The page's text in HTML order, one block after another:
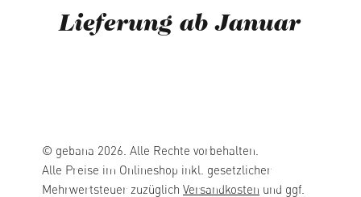
Lieferung ab Januar
© gebana 2026. Alle Rechte vorbehalten.
Alle Preise im Onlineshop inkl. gesetzlicher
Mehrwertsteuer zuzüglich Versandkosten und ggf.